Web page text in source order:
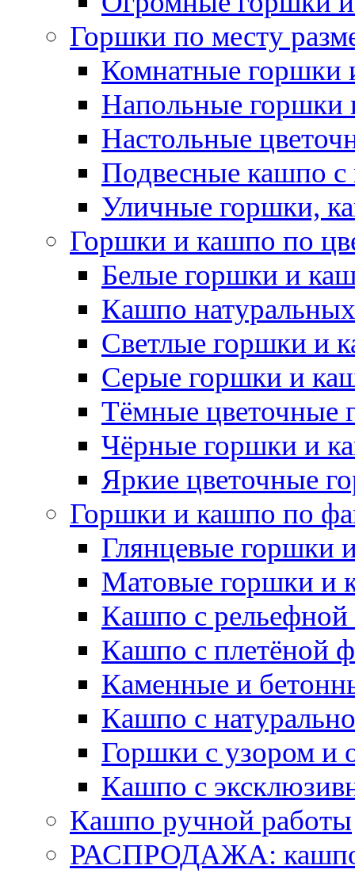
Горшки по месту
Комнатные горшки
Напольные горшки
Настольные
Подвесные кашпо с
Уличные горшки,
Горшки и кашпо по
Белые горшки и
Кашпо
Светлые горшки и
Серые горшки и
Тёмные цветочные
Чёрные горшки и
Яркие цветочные
Горшки и кашпо по
Глянцевые горшки
Матовые горшки и
Кашпо с рельефной
Кашпо с плетёной
Каменные и
Кашпо с
Горшки с узором и
Кашпо с
Кашпо ручной работы
РАСПРОДАЖА: кашпо